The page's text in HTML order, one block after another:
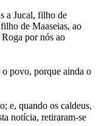
a Jucal, filho de
de Maaseias, ao
por nós ao
o povo, porque ainda o
e, quando os caldeus,
notícia, retiraram-se